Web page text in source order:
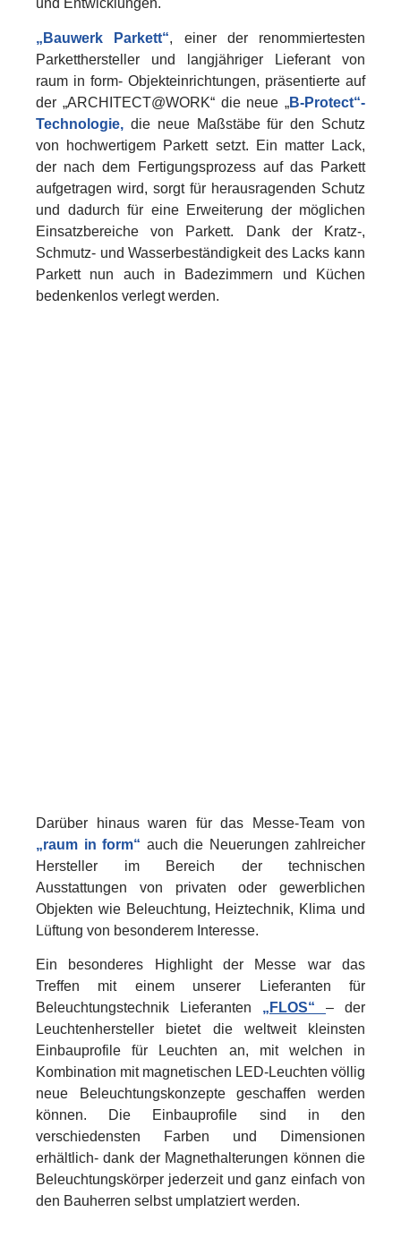
und Entwicklungen.
„Bauwerk Parkett“, einer der renommiertesten
Parketthersteller und langjähriger Lieferant von
raum in form- Objekteinrichtungen, präsentierte auf
der „ARCHITECT@WORK“ die neue „B-Protect“-
Technologie, die neue Maßstäbe für den Schutz
von hochwertigem Parkett setzt. Ein matter Lack,
der nach dem Fertigungsprozess auf das Parkett
aufgetragen wird, sorgt für herausragenden Schutz
und dadurch für eine Erweiterung der möglichen
Einsatzbereiche von Parkett. Dank der Kratz-,
Schmutz- und Wasserbeständigkeit des Lacks kann
Parkett nun auch in Badezimmern und Küchen
bedenkenlos verlegt werden.
Darüber hinaus waren für das Messe-Team von
„raum in form“ auch die Neuerungen zahlreicher
Hersteller im Bereich der technischen
Ausstattungen von privaten oder gewerblichen
Objekten wie Beleuchtung, Heiztechnik, Klima und
Lüftung von besonderem Interesse.
Ein besonderes Highlight der Messe war das
Treffen mit einem unserer Lieferanten für
Beleuchtungstechnik Lieferanten „FLOS“ – der
Leuchtenhersteller bietet die weltweit kleinsten
Einbauprofile für Leuchten an, mit welchen in
Kombination mit magnetischen LED-Leuchten völlig
neue Beleuchtungskonzepte geschaffen werden
können. Die Einbauprofile sind in den
verschiedensten Farben und Dimensionen
erhältlich- dank der Magnethalterungen können die
Beleuchtungskörper jederzeit und ganz einfach von
den Bauherren selbst umplatziert werden.